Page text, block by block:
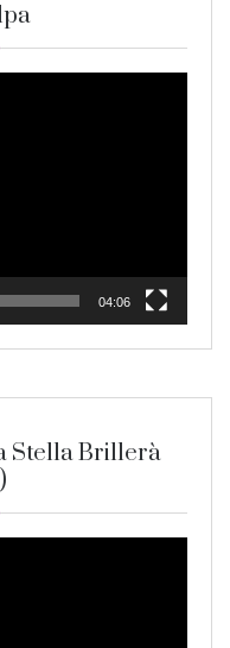
04:06
Stella Brillerà